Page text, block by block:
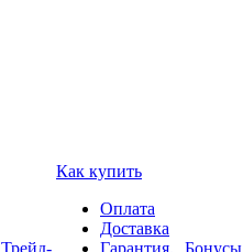
Трейд-
Как купить
Оплата
Доставка
Гарантия,
Бонусы